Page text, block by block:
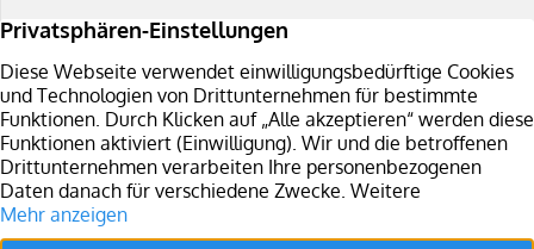
Immobilie verkaufen
Sie planen den Verkauf Ihrer Immobilie in Südbaden?
Überzeugen Sie sich von unseren Leistungen.